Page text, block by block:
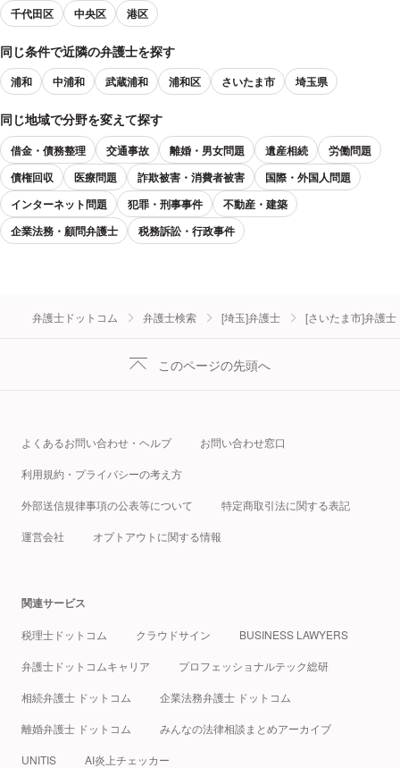
千代田区 中央区 港区
同じ条件で近隣の弁護士を探す
浦和 中浦和 武蔵浦和 浦和区 さいたま市 埼玉県
同じ地域で分野を変えて探す
借金・債務整理 交通事故 離婚・男女問題 遺産相続
労働問題
債権回収
医療問題 詐欺被害・消費者被害
国際・外国人問題
インターネット問題
犯罪・刑事事件
不動産・建築
企業法務・顧問弁護士
税務訴訟・行政事件
弁護士ドットコム 弁護士検索 [埼玉]弁護士 [さいたま市]弁護士
このページの先頭へ
よくあるお問い合わせ・ヘルプ お問い合わせ窓口
利用規約・プライバシーの考え方
外部送信規律事項の公表等について 特定商取引法に関する表記
運営会社 オプトアウトに関する情報
関連サービス
税理士ドットコム クラウドサイン BUSINESS LAWYERS
弁護士ドットコムキャリア プロフェッショナルテック総研
相続弁護士 ドットコム 企業法務弁護士 ドットコム
離婚弁護士 ドットコム みんなの法律相談まとめアーカイブ
UNITIS AI炎上チェッカー